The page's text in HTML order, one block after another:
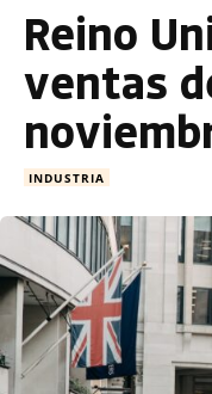
Reino
ventas
INDUSTRIA